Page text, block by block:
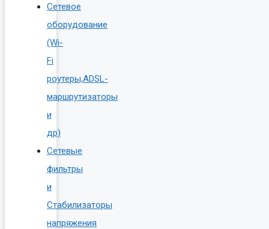
Сетевое
оборудование
(Wi-
Fi
роутеры,ADSL-
маршрутизаторы
и
др)
Сетевые
фильтры
и
Стабилизаторы
напряжения